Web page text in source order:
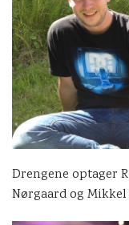
Drengene optager
Nørgaard og